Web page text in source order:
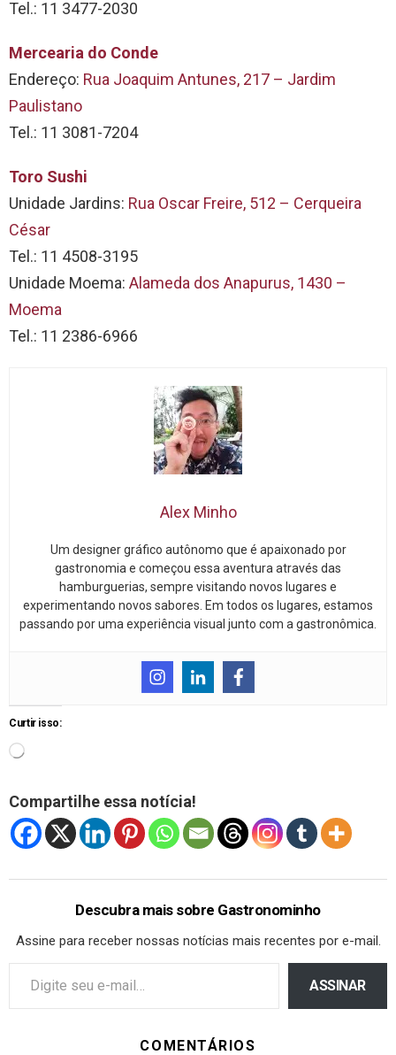
Tel.: 11 3477-2030
Mercearia do Conde
Endereço: Rua Joaquim Antunes, 217 – Jardim
Paulistano
Tel.: 11 3081-7204
Toro Sushi
Unidade Jardins: Rua Oscar Freire, 512 – Cerqueira
César
Tel.: 11 4508-3195
Unidade Moema: Alameda dos Anapurus, 1430 –
Moema
Tel.: 11 2386-6966
Alex Minho
Um designer gráfico autônomo que é apaixonado por
gastronomia e começou essa aventura através das
hamburguerias, sempre visitando novos lugares e
experimentando novos sabores. Em todos os lugares, estamos
passando por uma experiência visual junto com a gastronômica.
Curtir isso:
Compartilhe essa notícia!
Descubra mais sobre Gastronominho
Assine para receber nossas notícias mais recentes por e-mail.
ASSINAR
COMENTÁRIOS